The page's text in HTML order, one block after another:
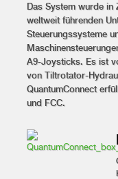
Das System wurde in
weltweit führenden
Steuerungssysteme
A9-Joysticks. Es ist
von Tiltrotator-
QuantumConnect
und FCC.